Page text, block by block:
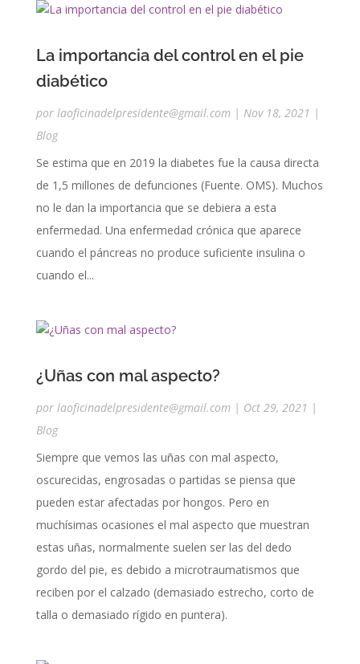
La importancia del control en el pie
diabético
por laoficinadelpresidente@gmail.com| Nov 18, 2021 |
Blog
Se estima que en 2019 la diabetes fue la causa directa
de 1,5 millones de defunciones (Fuente. OMS). Muchos
no le dan la importancia que se debiera a esta
enfermedad. Una enfermedad crónica que aparece
cuando el páncreas no produce suficiente insulina o
cuando el...
¿Uñas con mal aspecto?
por laoficinadelpresidente@gmail.com| Oct 29, 2021 |
Blog
Siempre que vemos las uñas con mal aspecto,
oscurecidas, engrosadas o partidas se piensa que
pueden estar afectadas por hongos. Pero en
muchísimas ocasiones el mal aspecto que muestran
estas uñas, normalmente suelen ser las del dedo
gordo del pie, es debido a microtraumatismos que
reciben por el calzado (demasiado estrecho, corto de
talla o demasiado rígido en puntera).